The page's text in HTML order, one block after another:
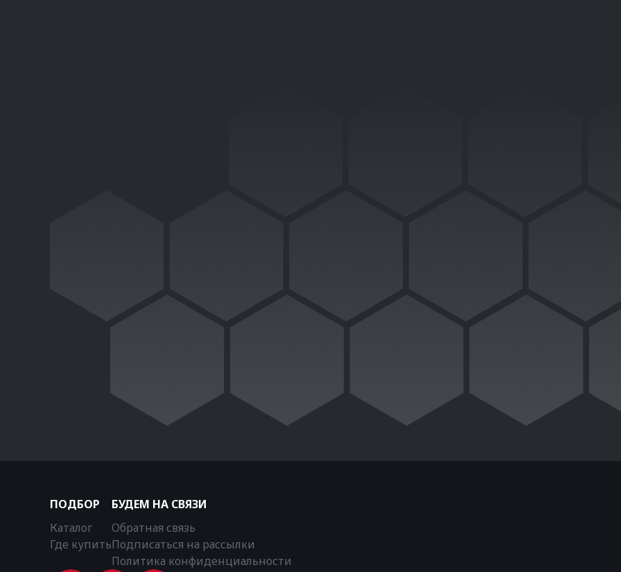
ПОДБОР
Каталог
Где купить
БУДЕМ НА СВЯЗИ
Обратная связь
Подписаться на рассылки
Политика конфиденциальности